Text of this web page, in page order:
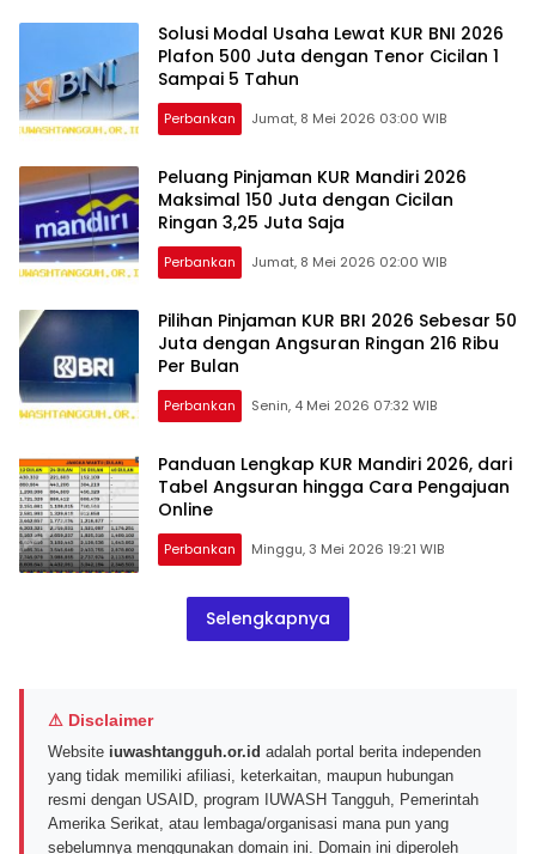
Solusi Modal Usaha Lewat KUR BNI 2026
Plafon 500 Juta dengan Tenor Cicilan 1
Sampai 5 Tahun
Perbankan Jumat, 8 Mei 2026 03:00 WIB
Peluang Pinjaman KUR Mandiri 2026
Maksimal 150 Juta dengan Cicilan
Ringan 3,25 Juta Saja
Perbankan Jumat, 8 Mei 2026 02:00 WIB
Pilihan Pinjaman KUR BRI 2026 Sebesar 50
Juta dengan Angsuran Ringan 216 Ribu
Per Bulan
Perbankan Senin, 4 Mei 2026 07:32 WIB
Panduan Lengkap KUR Mandiri 2026, dari
Tabel Angsuran hingga Cara Pengajuan
Online
Perbankan Minggu, 3 Mei 2026 19:21 WIB
Selengkapnya
⚠ Disclaimer
Website iuwashtangguh.or.id adalah portal berita independen
yang tidak memiliki afiliasi, keterkaitan, maupun hubungan
resmi dengan USAID, program IUWASH Tangguh, Pemerintah
Amerika Serikat, atau lembaga/organisasi mana pun yang
sebelumnya menggunakan domain ini. Domain ini diperoleh